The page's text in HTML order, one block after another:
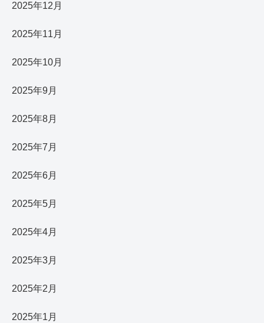
2025年12月
2025年11月
2025年10月
2025年9月
2025年8月
2025年7月
2025年6月
2025年5月
2025年4月
2025年3月
2025年2月
2025年1月